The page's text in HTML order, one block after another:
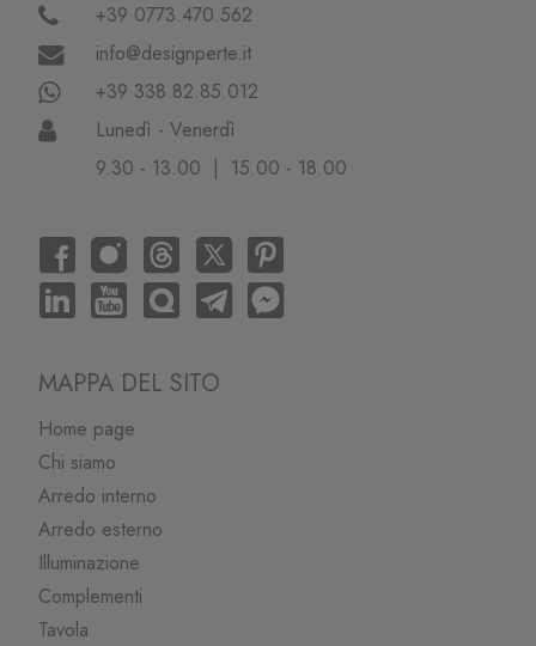
+39 0773.470.562
info@designperte.it
+39 338.82.85.012
Lunedì - Venerdì
9.30 - 13.00 | 15.00 - 18.00
MAPPA DEL SITO
Home page
Chi siamo
Arredo interno
Arredo esterno
Illuminazione
Complementi
Tavola